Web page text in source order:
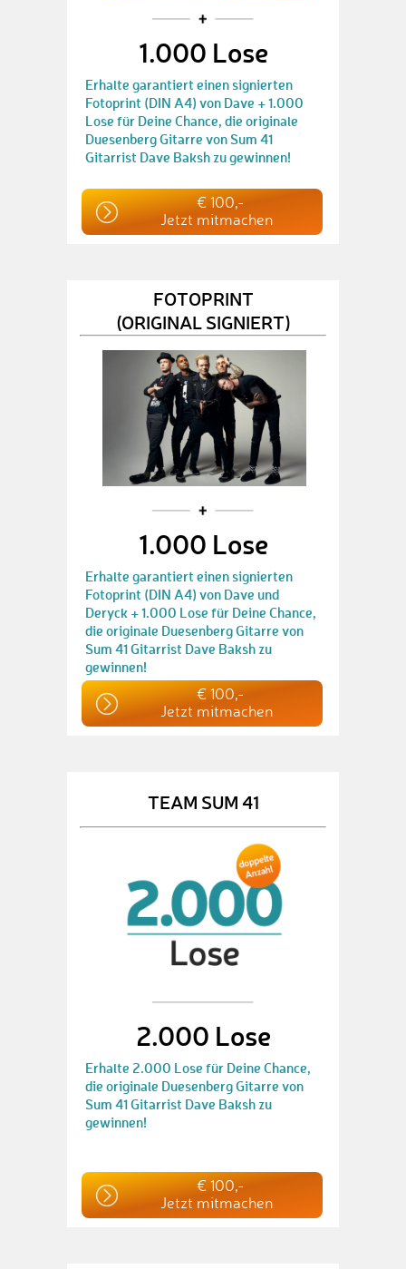
1.000 Lose
Erhalte garantiert einen signierten
Fotoprint (DIN A4) von Dave + 1.000
Lose für Deine Chance, die originale
Duesenberg Gitarre von Sum 41
Gitarrist Dave Baksh zu gewinnen!
€ 100,-
Jetzt mitmachen
FOTOPRINT
(ORIGINAL SIGNIERT)
1.000 Lose
Erhalte garantiert einen signierten
Fotoprint (DIN A4) von Dave und
Deryck + 1.000 Lose für Deine Chance,
die originale Duesenberg Gitarre von
Sum 41 Gitarrist Dave Baksh zu
gewinnen!
€ 100,-
Jetzt mitmachen
TEAM SUM 41
2.000 Lose
Erhalte 2.000 Lose für Deine Chance,
die originale Duesenberg Gitarre von
Sum 41 Gitarrist Dave Baksh zu
gewinnen!
€ 100,-
Jetzt mitmachen